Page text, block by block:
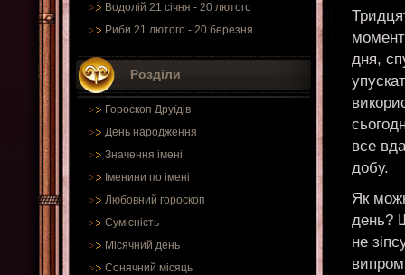
Водолій 21 січня - 20 лютого
Риби 21 лютого - 20 березня
Розділи
Гороскоп Друїдів
День народження
Значення імені
Іменини по імені
Любовний гороскоп
Сумісність
Місячний день
Сонячний місяць
дня,
все
добу.
Як
день?
не